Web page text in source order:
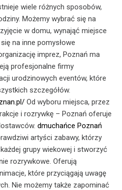
wiele różnych sposobów,
Możemy wybrać się na
w domu, wynająć miejsce
na inne pomysłowe
imprez, Poznań ma
profesjonalne firmy
urodzinowych eventów, które
szczegółów.
Od wyboru miejsca, przez
i rozrywkę – Poznań oferuje
dmuchańce Poznań
artyści zabawy, którzy
grupy wiekowej i stworzyć
rozrywkowe. Oferują
które przyciągają uwagę
Nie możemy także zapominać